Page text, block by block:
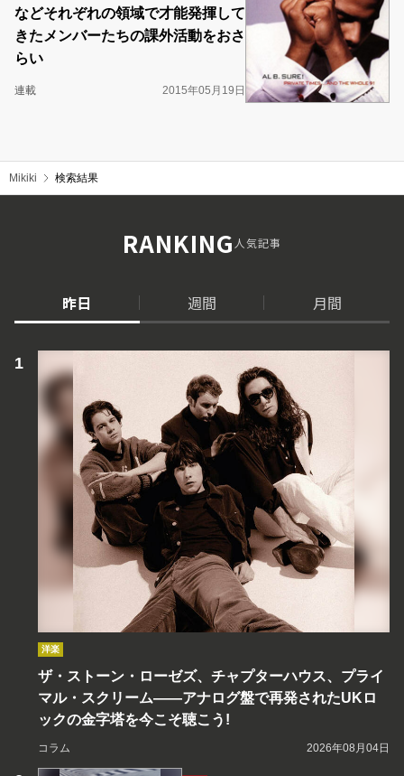
などそれぞれの領域で才能発揮して
きたメンバーたちの課外活動をおさ
らい
連載 2015年05月19日
Mikiki 検索結果
RANKING人気記事
昨日 週間 月間
洋楽
ザ・ストーン・ローゼズ、チャプターハウス、プライ
マル・スクリーム――アナログ盤で再発されたUKロ
ックの金字塔を今こそ聴こう!
コラム 2026年08月04日